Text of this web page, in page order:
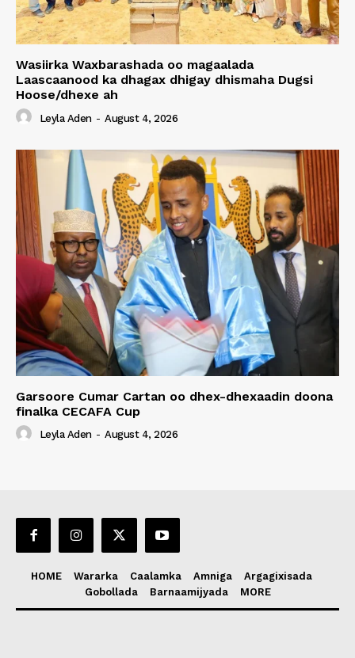
Wasiirka Waxbarashada oo magaalada
Laascaanood ka dhagax dhigay dhismaha Dugsi
Hoose/dhexe ah
Leyla Aden - August 4, 2026
Garsoore Cumar Cartan oo dhex-dhexaadin doona
finalka CECAFA Cup
Leyla Aden - August 4, 2026
HOME Wararka Caalamka Amniga
Argagixisada
Gobollada
Barnaamijyada MORE